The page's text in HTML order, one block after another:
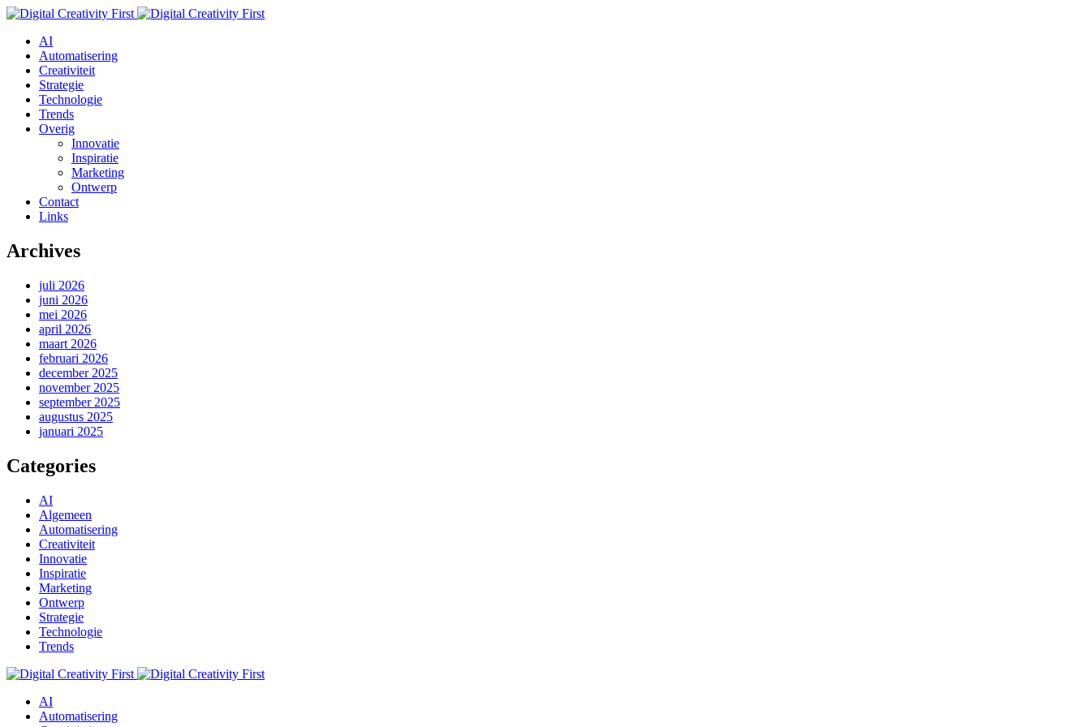
AI
Automatisering
Creativiteit
Strategie
Technologie
Trends
Overig
Innovatie
Inspiratie
Marketing
Ontwerp
Contact
Links
Archives
juli 2026
juni 2026
mei 2026
april 2026
maart 2026
februari 2026
december 2025
november 2025
september 2025
augustus 2025
januari 2025
Categories
AI
Algemeen
Automatisering
Creativiteit
Innovatie
Inspiratie
Marketing
Ontwerp
Strategie
Technologie
Trends
AI
Automatisering